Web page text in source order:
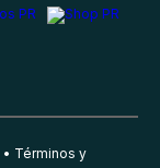
Términos y